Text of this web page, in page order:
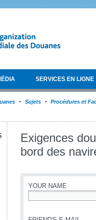
SERVICES EN LIGNE
Sujets Procédures et
Exigences
bord des
YOUR NAME